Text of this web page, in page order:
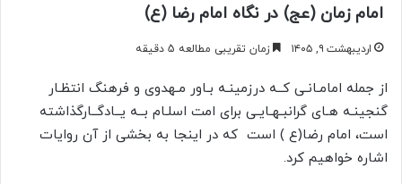
امام زمان (عج) در نگاه امام رضا (ع)
اردیبهشت ۹, ۱۴۰۵ زمان تقریبی مطالعه 5 دقیقه
از جمله امامـانـی کــه درزمینـه بـاور مـهدوی و فرهنگ انتظـار
گنجینـه هـای گرانبـهـایـی برای امت اسلـام بــه یــادگــارگذاشته
است، امام رضا(ع ) است که در اینجا به بخشی از آن روایات
اشاره خواهیم کرد.